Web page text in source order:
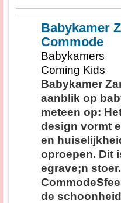
Babykamer
Commode
Babykamers
Coming Kids
Babykamer
aanblik op
meteen op:
design vormt
en
oproepen. Dit
egrave;n
de